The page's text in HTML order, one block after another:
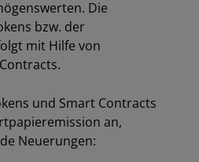
Die
bzw. der
mit Hilfe von
und Smart Contracts
an,
Neuerungen: